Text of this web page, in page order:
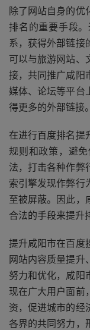
除了网站自身的优
排名的重要手段
系，获得外部链接
可以与旅游网站、
接，共同推广咸阳
媒体、论坛等平台
得更多的外部链接。
在进行百度排名提
规则和政策，避
法，打击各种作弊
索引擎发现作弊行
至被屏蔽。因此，
合法的手段来提升
提升咸阳市在百度
网站内容质量提升
努力和优化，咸阳
现在广大用户面前
资，促进城市的经
各界的共同努力，